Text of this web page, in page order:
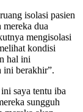
isolasi pasien
dua
mengisolasi
kondisi
hal ini
ini berakhir”.
saya tentu iba
sungguh